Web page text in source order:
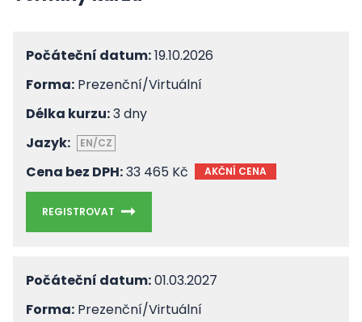
Počáteční datum:19.10.2026
Forma: Prezenční/Virtuální
Délka kurzu:3 dny
Jazyk:
EN/CZ
Cena bez DPH:33 465 Kč AKČNÍ CENA
REGISTROVAT
Počáteční datum:01.03.2027
Forma: Prezenční/Virtuální